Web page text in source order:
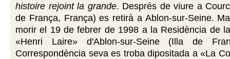
histoire rejoint la grande. Després de viure a
de França, França) es retirà a Ablon-sur-Seine.
morir el 19 de febrer de 1998 a la Residència de
«Henri Laire» d'Ablon-sur-Seine (Illa de
Correspondència seva es troba dipositada a «La